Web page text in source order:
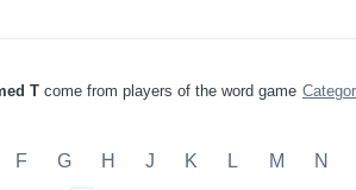
T come from players of the word game
F G H J K L M N